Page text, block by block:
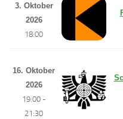
3. Oktober
2026
18:00
16. Oktober
2026
19:00 -
21:30